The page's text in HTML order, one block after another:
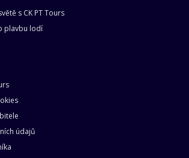
s CK PT Tours
plavbu lodí
údajů